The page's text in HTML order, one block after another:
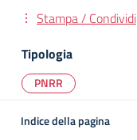
Stampa / Condividi
Tipologia
PNRR
Indice della pagina